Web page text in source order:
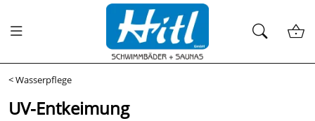
<Wasserpflege
UV-Entkeimung